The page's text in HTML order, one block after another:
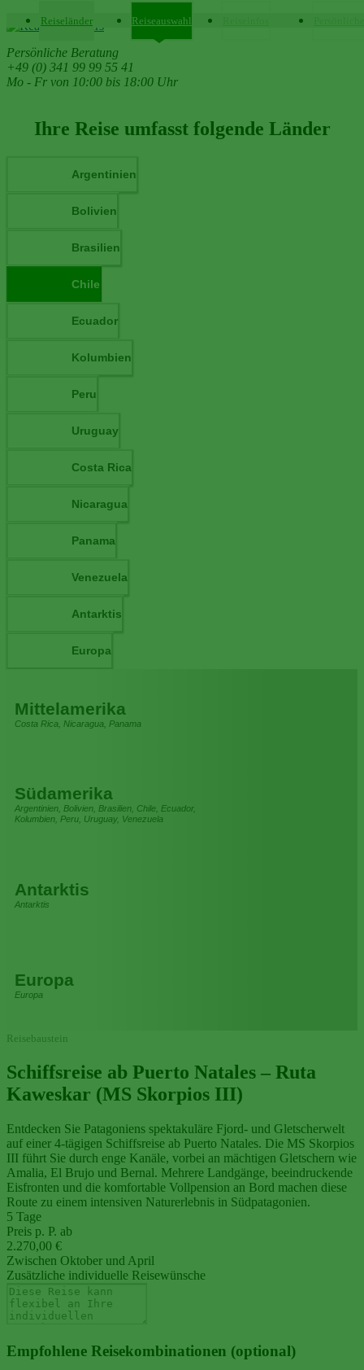
Persönliche Beratung
+49 (0) 341 99 99 55 41
Mo - Fr von 10:00 bis 18:00 Uhr
Reiseländer Reiseauswahl
Ihre Reise umfasst folgende Länder
Argentinien
Bolivien
Brasilien
Chile
Ecuador
Kolumbien
Peru
Uruguay
Costa Rica
Nicaragua
Panama
Venezuela
Antarktis
Europa
Mittelamerika
Costa Rica, Nicaragua, Panama
Südamerika
Argentinien, Bolivien, Brasilien, Chile, Ecuador,
Kolumbien, Peru, Uruguay, Venezuela
Antarktis
Antarktis
Europa
Europa
Reisebaustein
Schiffsreise ab Puerto Natales – Ruta
Kaweskar (MS Skorpios III)
Entdecken Sie Patagoniens spektakuläre Fjord- und Gletscherwelt
auf einer 4‑tägigen Schiffsreise ab Puerto Natales. Die MS Skorpios
III führt Sie durch enge Kanäle, vorbei an mächtigen Gletschern wie
Amalia, El Brujo und Bernal. Mehrere Landgänge, beeindruckende
Eisfronten und die komfortable Vollpension an Bord machen diese
Route zu einem intensiven Naturerlebnis in Südpatagonien.
5 Tage
Preis p. P. ab
2.270,00 €
Zwischen Oktober und April
Zusätzliche individuelle Reisewünsche
Empfohlene Reisekombinationen (optional)